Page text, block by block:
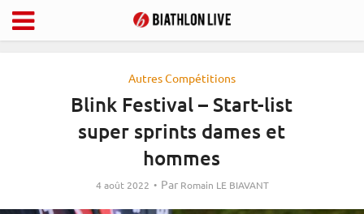
Autres Compétitions
Blink Festival – Start-list
super sprints dames et
hommes
4 août 2022 Par Romain LE BIAVANT